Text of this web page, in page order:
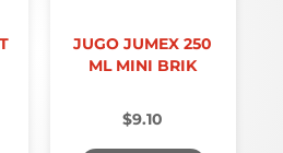
JUGO JUMEX 250
ML MINI BRIK
$9.10